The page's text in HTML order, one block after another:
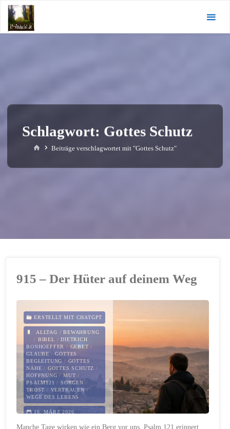
Zum
Inhalt
springen
Schlagwort: Gottes Schutz
StartBeiträge verschlagwortet mit "Gottes Schutz"
915 – Der Hüter auf deinem Weg
ERSTELLT MIT CHATGPT
ALLTAG /BEWAHRUNG
/ BIBEL /DIETRICH
BONHOEFFER / GEBET /
GLAUBE /GOTTES
BEGLEITUNG / GOTTES
NÄHE / GOTTES SCHUTZ /
HOFFNUNG / MUT /
PSALM121 / SORGEN /
TROST / VERTRAUEN /
WEGE DES LEBENS
16. MÄRZ 2026
Manche Tage wirken wie ein Berg vor uns. Psalm 121 erinnert